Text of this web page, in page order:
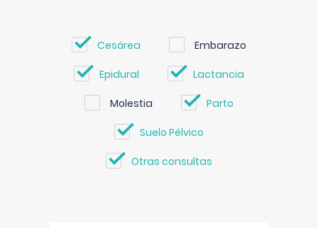
Cesárea Embarazo
Epidural Lactancia
Molestia Parto
Suelo Pélvico
Otras consultas